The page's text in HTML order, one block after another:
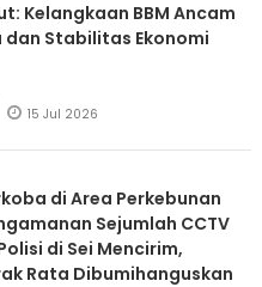
Kelangkaan BBM Ancam
dan Stabilitas Ekonomi
15 Jul 2026
di Area Perkebunan
Sejumlah CCTV
di Sei Mencirim,
Rata Dibumihanguskan